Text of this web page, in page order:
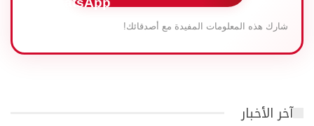
شارك هذه المعلومات المفيدة مع أصدقائك!
آخر الأخبار